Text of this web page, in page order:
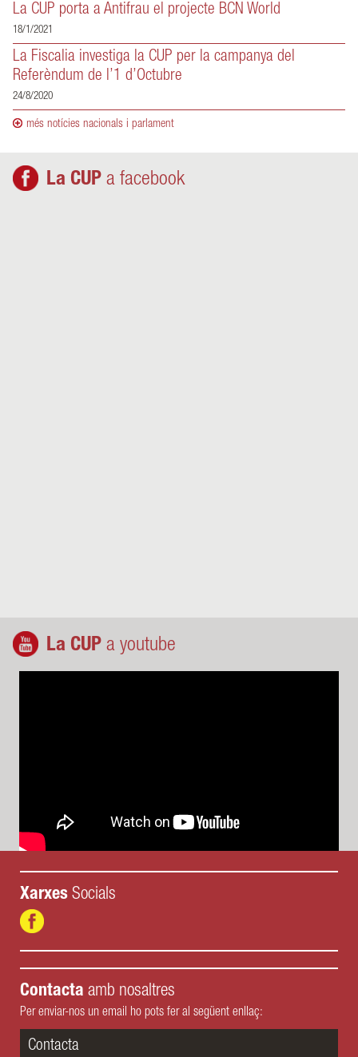
La CUP porta a Antifrau el projecte BCN World
18/1/2021
La Fiscalia investiga la CUP per la campanya del
Referèndum de l’1 d’Octubre
24/8/2020
més notícies nacionals i parlament
La CUP a facebook
La CUP a youtube
Xarxes Socials
Contacta amb nosaltres
Per enviar-nos un email ho pots fer al següent enllaç:
Contacta